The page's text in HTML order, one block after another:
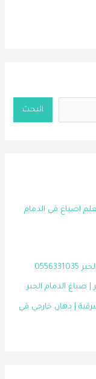
البحث
اصباغ في الدمام
صباغ الدمام الخبر
| دهان خارجي في